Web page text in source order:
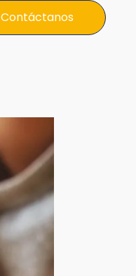
Contáctanos